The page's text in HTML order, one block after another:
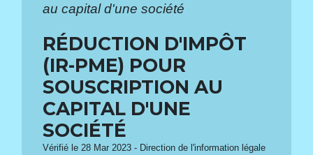
au capital d'une société
RÉDUCTION D'IMPÔT
(IR-PME) POUR
SOUSCRIPTION AU
CAPITAL D'UNE
SOCIÉTÉ
Vérifié le 28 Mar 2023 - Direction de l'information légale